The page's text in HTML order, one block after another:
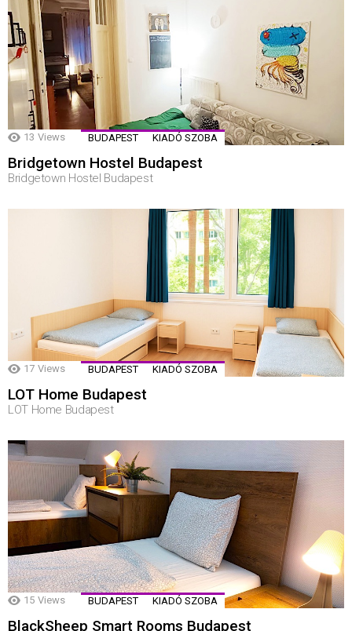
13 Views BUDAPEST KIADÓ SZOBA
Bridgetown Hostel Budapest
Bridgetown Hostel Budapest
17 Views BUDAPEST KIADÓ SZOBA
LOT Home Budapest
LOT Home Budapest
15 Views BUDAPEST KIADÓ SZOBA
BlackSheep Smart Rooms Budapest